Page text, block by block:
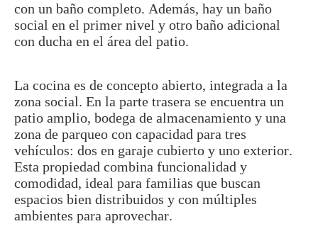
con un baño completo. Además, hay un baño
social en el primer nivel y otro baño adicional
con ducha en el área del patio.
La cocina es de concepto abierto, integrada a la
zona social. En la parte trasera se encuentra un
patio amplio, bodega de almacenamiento y una
zona de parqueo con capacidad para tres
vehículos: dos en garaje cubierto y uno exterior.
Esta propiedad combina funcionalidad y
comodidad, ideal para familias que buscan
espacios bien distribuidos y con múltiples
ambientes para aprovechar.